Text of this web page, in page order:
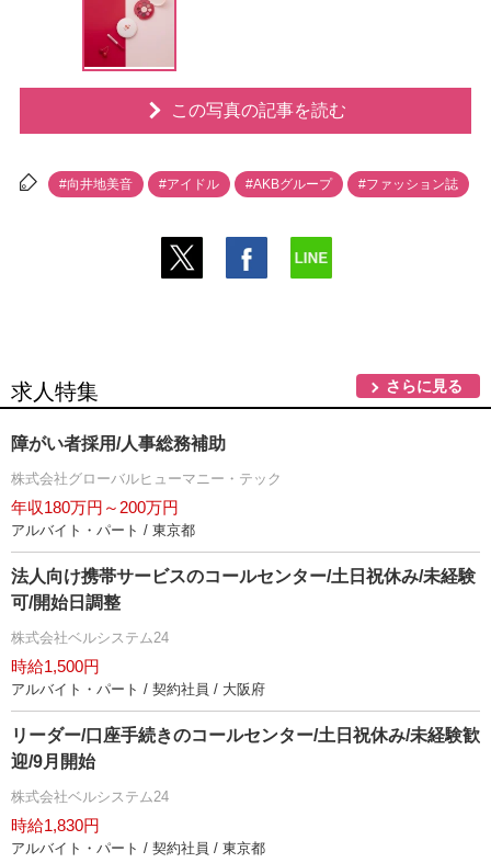
この写真の記事を読む
#向井地美音 #アイドル #AKBグループ #ファッション誌
求人特集 さらに見る
障がい者採用/人事総務補助
株式会社グローバルヒューマニー・テック
年収180万円～200万円
アルバイト・パート / 東京都
法人向け携帯サービスのコールセンター/土日祝休み/未経験
可/開始日調整
株式会社ベルシステム24
時給1,500円
アルバイト・パート / 契約社員 / 大阪府
リーダー/口座手続きのコールセンター/土日祝休み/未経験歓
迎/9月開始
株式会社ベルシステム24
時給1,830円
アルバイト・パート / 契約社員 / 東京都